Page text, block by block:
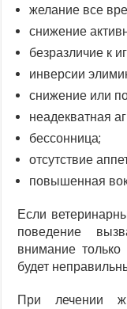
желание все
снижение
безразличие к
инверсии
снижение или
неадекватная
бессонница;
отсутствие
повышенная
Если
поведение
внимание
будет
При лечении